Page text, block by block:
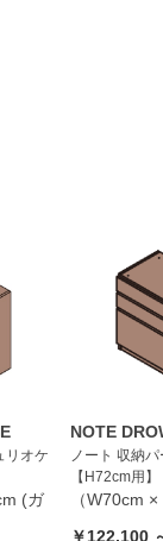
リオケ
(ガ
NOTE
ノート 収納
【H72cm用】
（W70cm
￥122,100